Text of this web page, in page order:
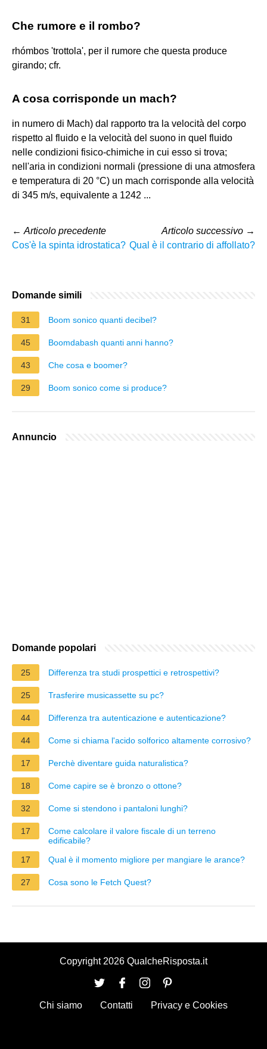
Che rumore e il rombo?
rhómbos 'trottola', per il rumore che questa produce
girando; cfr.
A cosa corrisponde un mach?
in numero di Mach) dal rapporto tra la velocità del corpo
rispetto al fluido e la velocità del suono in quel fluido
nelle condizioni fisico-chimiche in cui esso si trova;
nell'aria in condizioni normali (pressione di una atmosfera
e temperatura di 20 °C) un mach corrisponde alla velocità
di 345 m/s, equivalente a 1242 ...
← Articolo precedente
Cos'è la spinta idrostatica?
Articolo successivo →
Qual è il contrario di affollato?
Domande simili
31 Boom sonico quanti decibel?
45 Boomdabash quanti anni hanno?
43 Che cosa e boomer?
29 Boom sonico come si produce?
Annuncio
Domande popolari
25 Differenza tra studi prospettici e retrospettivi?
25 Trasferire musicassette su pc?
44 Differenza tra autenticazione e autenticazione?
44 Come si chiama l'acido solforico altamente corrosivo?
17 Perchè diventare guida naturalistica?
18 Come capire se è bronzo o ottone?
32 Come si stendono i pantaloni lunghi?
17
Come calcolare il valore fiscale di un terreno
edificabile?
17
Qual è il momento migliore per mangiare le arance?
27 Cosa sono le Fetch Quest?
Copyright 2026 QualcheRisposta.it
Chi siamo Contatti Privacy e Cookies